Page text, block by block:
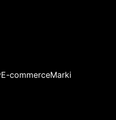
E-commerceMarki